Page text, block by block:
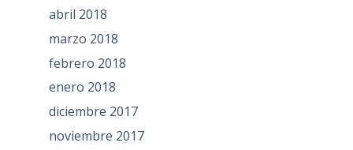
abril 2018
marzo 2018
febrero 2018
enero 2018
diciembre 2017
noviembre 2017